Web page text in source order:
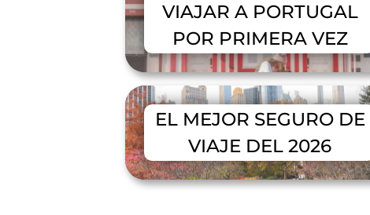
VIAJAR A PORTUGAL
POR PRIMERA VEZ
EL MEJOR SEGURO DE
VIAJE DEL 2026